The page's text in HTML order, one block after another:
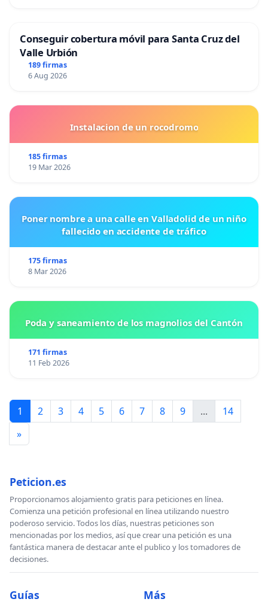
Conseguir cobertura móvil para Santa Cruz del
Valle Urbión
189 firmas
6 Aug 2026
Instalacion de un rocodromo
185 firmas
19 Mar 2026
Poner nombre a una calle en Valladolid de un niño
fallecido en accidente de tráfico
175 firmas
8 Mar 2026
Poda y saneamiento de los magnolios del Cantón
171 firmas
11 Feb 2026
1 2 3 4 5 6 7 8 9 ...
14
»
Peticion.es
Proporcionamos alojamiento gratis para peticiones en línea.
Comienza una petición profesional en línea utilizando nuestro
poderoso servicio. Todos los días, nuestras peticiones son
mencionadas por los medios, así que crear una petición es una
fantástica manera de destacar ante el publico y los tomadores de
decisiones.
Guías Más